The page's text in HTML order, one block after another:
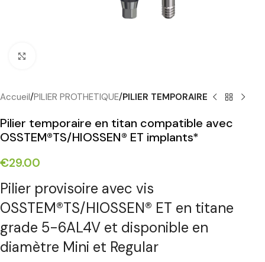
Accueil PILIER PROTHETIQUE PILIER TEMPORAIRE
Pilier temporaire en titan compatible avec
OSSTEM®TS/HIOSSEN® ET implants*
€29.00
Pilier provisoire avec vis
OSSTEM®TS/HIOSSEN® ET en titane
grade 5-6AL4V et disponible en
diamètre Mini et Regular